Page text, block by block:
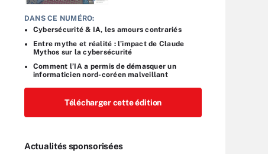
DANS CE NUMÉRO:
Cybersécurité & IA, les amours contrariés
Entre mythe et réalité : l’impact de Claude
Mythos sur la cybersécurité
Comment l’IA a permis de démasquer un
informaticien nord-coréen malveillant
Télécharger cette édition
Actualités sponsorisées